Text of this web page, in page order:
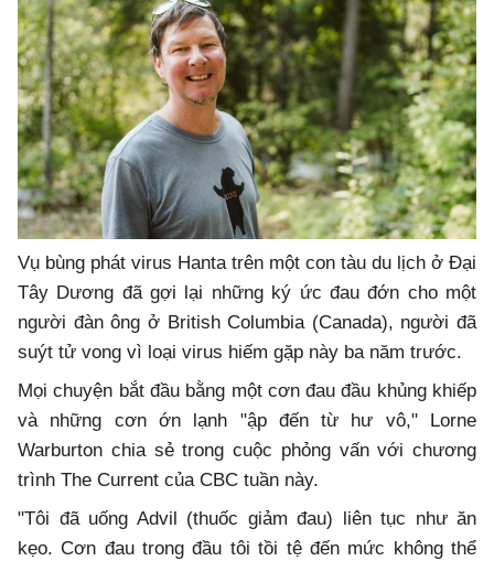
Vụ bùng phát virus Hanta trên một con tàu du lịch ở Đại
Tây Dương đã gợi lại những ký ức đau đớn cho một
người đàn ông ở British Columbia (Canada), người đã
suýt tử vong vì loại virus hiếm gặp này ba năm trước.
Mọi chuyện bắt đầu bằng một cơn đau đầu khủng khiếp
và những cơn ớn lạnh "ập đến từ hư vô," Lorne
Warburton chia sẻ trong cuộc phỏng vấn với chương
trình The Current của CBC tuần này.
"Tôi đã uống Advil (thuốc giảm đau) liên tục như ăn
kẹo. Cơn đau trong đầu tôi tồi tệ đến mức không thể